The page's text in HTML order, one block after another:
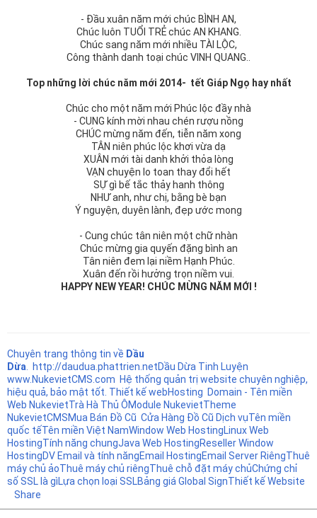
- Đầu xuân năm mới chúc BÌNH AN,
Chúc luôn TUỔI TRẺ chúc AN KHANG.
Chúc sang năm mới nhiều TÀI LỘC,
Công thành danh toại chúc VINH QUANG..
Top những lời chúc năm mới 2014- tết Giáp Ngọ hay nhất
Chúc cho một năm mới Phúc lộc đầy nhà
- CUNG kính mời nhau chén rượu nồng
CHÚC mừng năm đến, tiễn năm xong
TÂN niên phúc lộc khơi vừa dạ
XUÂN mới tài danh khởi thỏa lòng
VẠN chuyện lo toan thay đổi hết
SỰ gì bế tắc thảy hanh thông
NHƯ anh, như chị, bằng bè bạn
Ý nguyện, duyên lành, đẹp ước mong
- Cung chúc tân niên một chữ nhàn
Chúc mừng gia quyến đặng bình an
Tân niên đem lại niềm Hạnh Phúc.
Xuân đến rồi hưởng trọn niềm vui.
HAPPY NEW YEAR! CHÚC MỪNG NĂM MỚI !
Chuyên trang thông tin về Dầu
Dừa
http://daudua.phattrien.netDầu Dừa Tinh Luyện
www.NukevietCMS.com Hệ thống quản trị website chuyên nghiệp,
hiệu quả, bảo mật tốt. Thiết kế webHosting Domain - Tên miền
Web NukevietTrà Hà Thủ ÔModule NukevietTheme
NukevietCMSMua Bán Đồ Cũ Cửa Hàng Đồ Cũ Dịch vụTên miền
quốc tếTên miền Việt NamWindow Web HostingLinux Web
HostingTính năng chungJava Web HostingReseller Window
HostingDV Email và tính năngEmail HostingEmail Server RiêngThuê
máy chủ ảoThuê máy chủ riêngThuê chỗ đặt máy chủChứng chỉ
số SSL là gìLựa chọn loại SSLBảng giá Global SignThiết kế Website
Share